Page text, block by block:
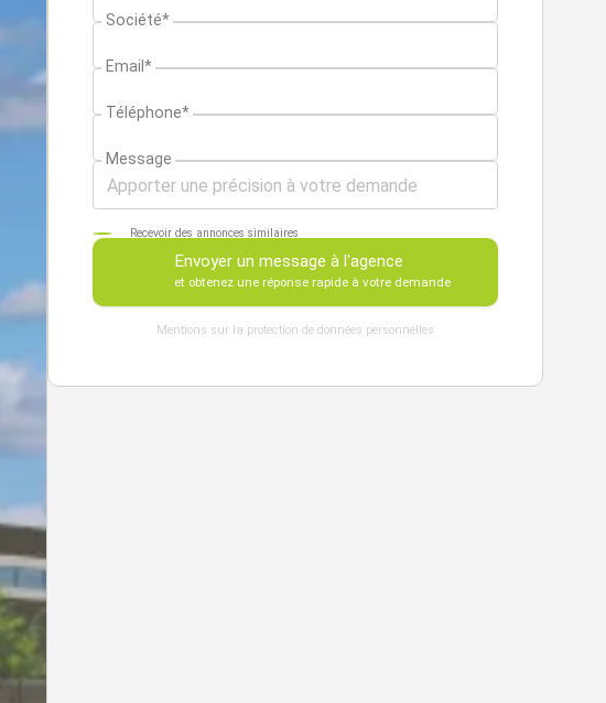
Société*
Email*
Téléphone*
Message
Recevoir des annonces similaires
Envoyer un message à l'agence
et obtenez une réponse rapide à votre demande
Mentions sur la protection de données personnelles